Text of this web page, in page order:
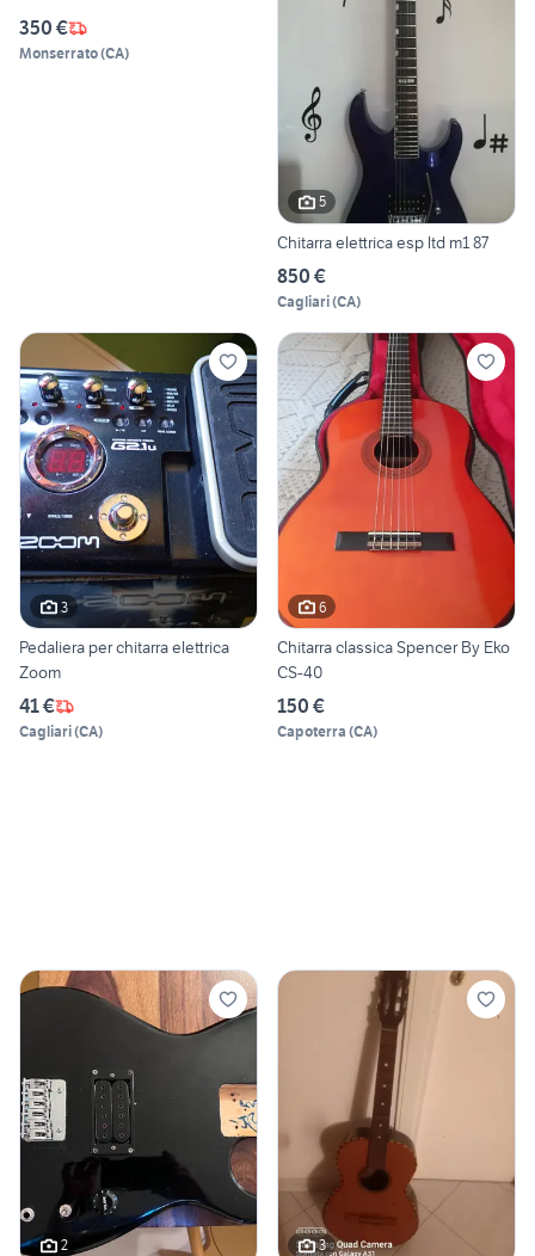
350 €
Monserrato(CA)
5
Chitarra elettrica esp ltd m1 87
850 €
Cagliari(CA)
3
Pedaliera per chitarra elettrica
Zoom
41 €
Cagliari(CA)
6
Chitarra classica Spencer By Eko
CS-40
150 €
Capoterra (CA)
2 3